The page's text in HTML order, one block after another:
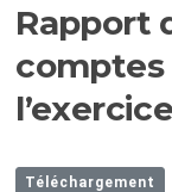
Rapport
comptes
Téléchargement